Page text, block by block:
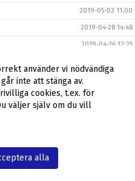
2019-05-03 11:00
2019-04-28 14:48
2019-04-26 12:25
2019-04-24 11:01
2019-04-13 15:08
använder vi nödvändiga
inte att stänga av.
cookies, t.ex. för
väljer själv om du vill
alla